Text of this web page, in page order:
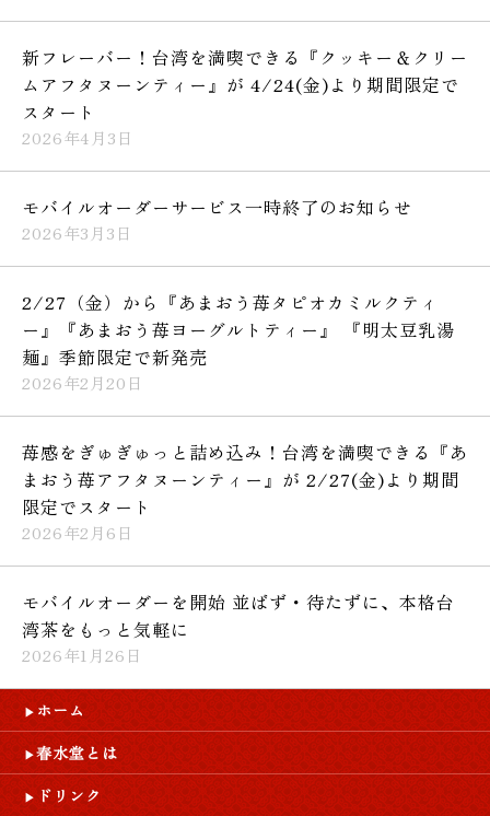
新フレーバー！台湾を満喫できる『クッキー＆クリー
ムアフタヌーンティー』が 4/24(金)より期間限定で
スタート
2026年4月3日
モバイルオーダーサービス一時終了のお知らせ
2026年3月3日
2/27（金）から『あまおう苺タピオカミルクティ
ー』『あまおう苺ヨーグルトティー』 『明太豆乳湯
麺』季節限定で新発売
2026年2月20日
苺感をぎゅぎゅっと詰め込み！台湾を満喫できる『あ
まおう苺アフタヌーンティー』が 2/27(金)より期間
限定でスタート
2026年2月6日
モバイルオーダーを開始 並ばず・待たずに、本格台
湾茶をもっと気軽に
2026年1月26日
ホーム
春水堂とは
ドリンク